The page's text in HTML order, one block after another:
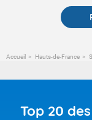
Accueil Hauts-de-France
Top 20